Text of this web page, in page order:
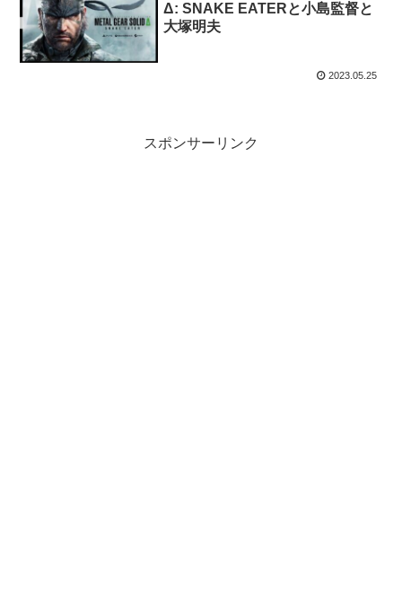
Δ: SNAKE EATERと小島監督と
大塚明夫
2023.05.25
スポンサーリンク